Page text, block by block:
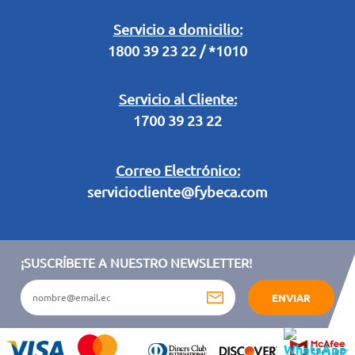
Servicio a domicilio:
1800 39 23 22 / *1010
Servicio al Cliente:
1700 39 23 22
Correo Electrónico:
serviciocliente@fybeca.com
Legal Campaña Produbanco
Términos y condiciones sorteo partido de fútbol "Tu ídolo"
¡SUSCRÍBETE A NUESTRO NEWSLETTER!
ENVIAR